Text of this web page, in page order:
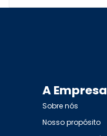
A Empresa
Sobre nós
Nosso propósito